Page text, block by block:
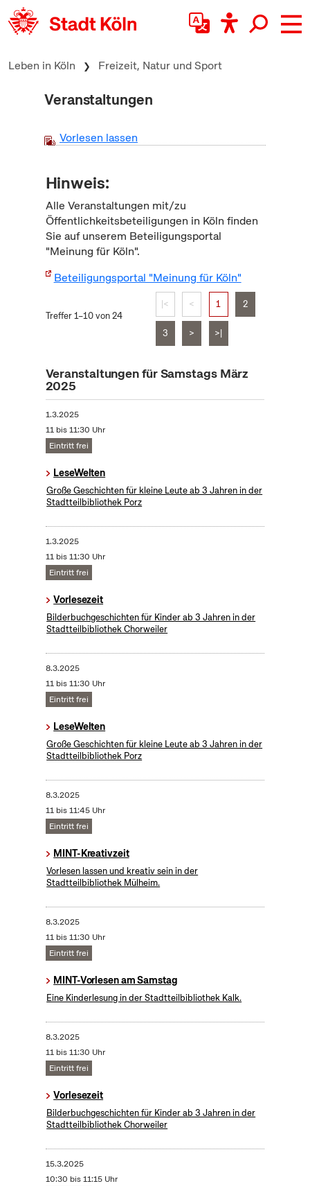
zum Inhalt springen
Leben in Köln Freizeit, Natur und Sport
Veranstaltungen
Vorlesen lassen
Hinweis:
Alle Veranstaltungen mit/zu
Öffentlichkeitsbeteiligungen in Köln finden
Sie auf unserem Beteiligungsportal
"Meinung für Köln".
Beteiligungsportal "Meinung für Köln"
Treffer 1–10 von 24
|< < 1 2
3 > >|
Veranstaltungen für Samstags März
2025
1.3.2025
11 bis 11:30 Uhr
Eintritt frei
LeseWelten
Große Geschichten für kleine Leute ab 3 Jahren in der
Stadtteilbibliothek Porz
1.3.2025
11 bis 11:30 Uhr
Eintritt frei
Vorlesezeit
Bilderbuchgeschichten für Kinder ab 3 Jahren in der
Stadtteilbibliothek Chorweiler
8.3.2025
11 bis 11:30 Uhr
Eintritt frei
LeseWelten
Große Geschichten für kleine Leute ab 3 Jahren in der
Stadtteilbibliothek Porz
8.3.2025
11 bis 11:45 Uhr
Eintritt frei
MINT-Kreativzeit
Vorlesen lassen und kreativ sein in der
Stadtteilbibliothek Mülheim.
8.3.2025
11 bis 11:30 Uhr
Eintritt frei
MINT-Vorlesen am Samstag
Eine Kinderlesung in der Stadtteilbibliothek Kalk.
8.3.2025
11 bis 11:30 Uhr
Eintritt frei
Vorlesezeit
Bilderbuchgeschichten für Kinder ab 3 Jahren in der
Stadtteilbibliothek Chorweiler
15.3.2025
10:30 bis 11:15 Uhr